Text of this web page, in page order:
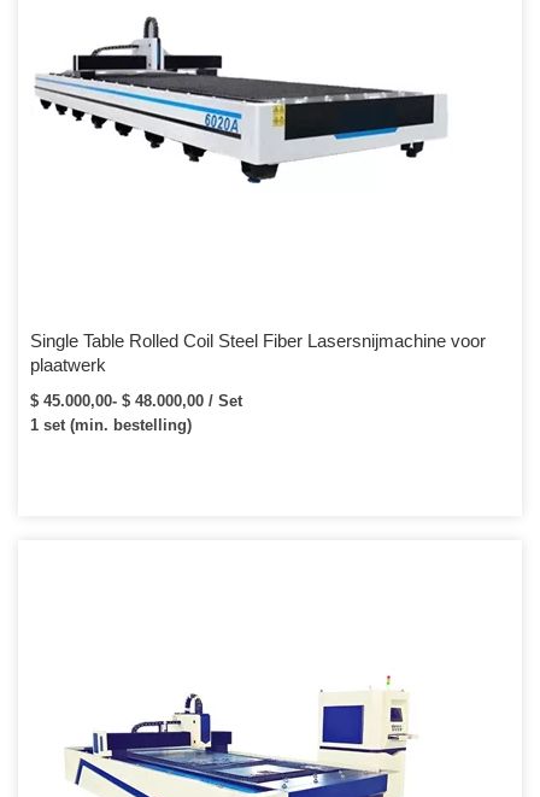
Single Table Rolled Coil Steel Fiber Lasersnijmachine voor
plaatwerk
$ 45.000,00- $ 48.000,00 / Set
1 set (min. bestelling)